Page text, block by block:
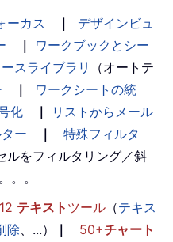
ーカス ｜
デザインビュ
｜
ワークブックとシー
スライブラリ
（オートテ
｜
ワークシートの統
化 ｜
リストからメール
ー ｜
特殊フィルタ
ルをフィルタリング／斜
。。
12 テキスト ツール （テキス
除 、...） ｜ 50+チャート